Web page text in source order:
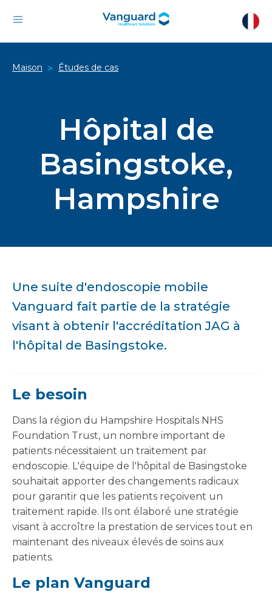
Maison > Études de cas
Hôpital de
Basingstoke,
Hampshire
Une suite d'endoscopie mobile
Vanguard fait partie de la stratégie
visant à obtenir l'accréditation JAG à
l'hôpital de Basingstoke.
Le besoin
Dans la région du Hampshire Hospitals NHS
Foundation Trust, un nombre important de
patients nécessitaient un traitement par
endoscopie. L'équipe de l'hôpital de Basingstoke
souhaitait apporter des changements radicaux
pour garantir que les patients reçoivent un
traitement rapide. Ils ont élaboré une stratégie
visant à accroître la prestation de services tout en
maintenant des niveaux élevés de soins aux
patients.
Le plan Vanguard